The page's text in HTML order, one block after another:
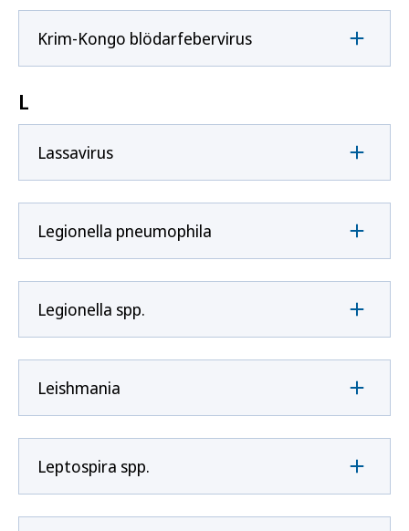
Krim-Kongo blödarfebervirus
L
Lassavirus
Legionella pneumophila
Legionella spp.
Leishmania
Leptospira spp.